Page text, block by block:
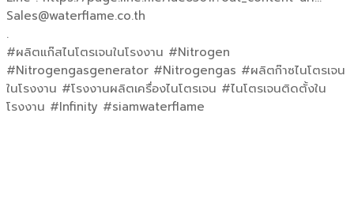
Sales@waterflame.co.th
.
#ผลิตแก๊สไนโตรเจนในโรงงาน #Nitrogen
#Nitrogengasgenerator #Nitrogengas #ผลิตก๊าซไนโตรเจน
ในโรงงาน #โรงงานผลิตเครื่องไนโตรเจน #ไนโตรเจนติดตั้งใน
โรงงาน #Infinity #siamwaterflame